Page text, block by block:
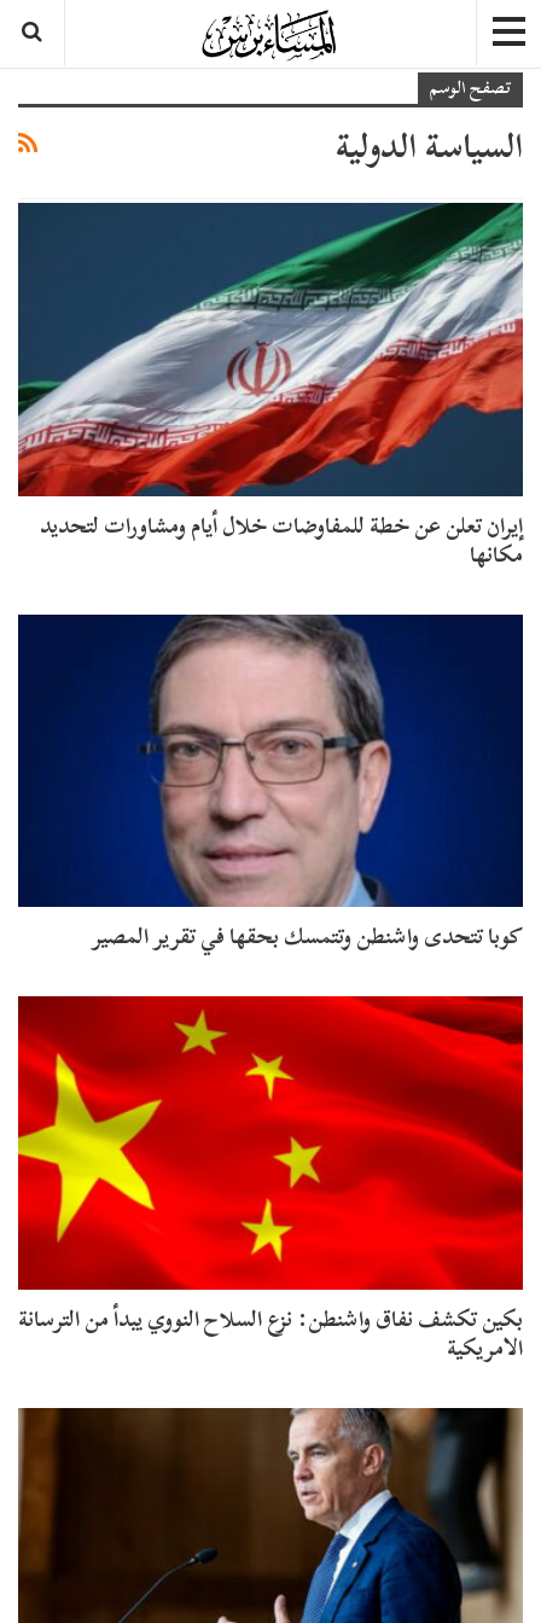
تصفح الوسم
السياسة الدولية
إيران تعلن عن خطة للمفاوضات خلال أيام ومشاورات لتحديد
مكانها
كوبا تتحدى واشنطن وتتمسك بحقها في تقرير المصير
بكين تكشف نفاق واشنطن: نزع السلاح النووي يبدأ من الترسانة
الامريكية